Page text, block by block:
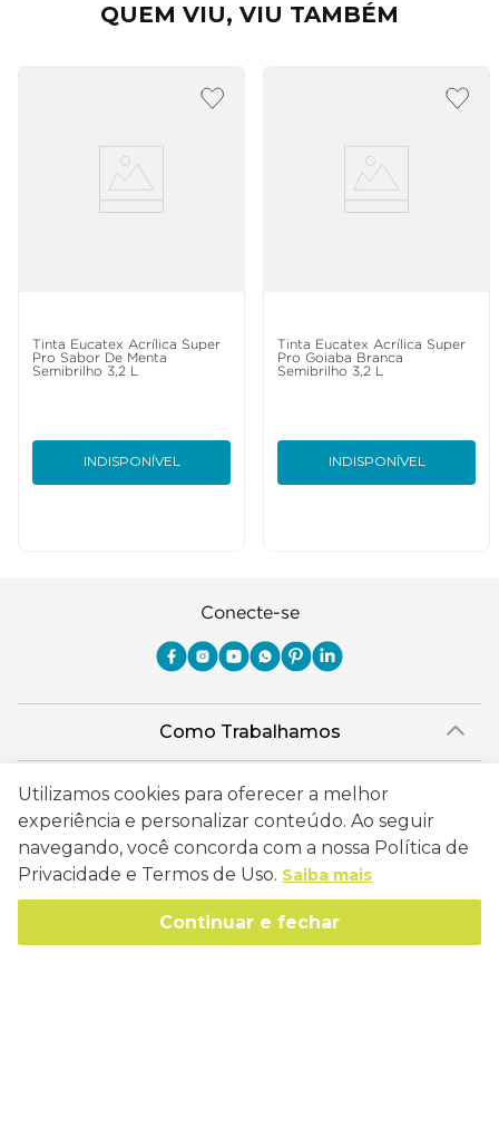
QUEM VIU, VIU TAMBÉM
Tinta Eucatex Acrílica Super
Pro Sabor De Menta
Semibrilho 3,2 L
INDISPONÍVEL
Tinta Eucatex Acrílica Super
Pro Goiaba Branca
Semibrilho 3,2 L
INDISPONÍVEL
Conecte-se
Como Trabalhamos
Política de Privacidade
Trocas e Devoluções
Regulamentos e Promoções
Sobre a Eucatex
História
Canal de Ética
Onde Estamos
Sustentabilidade
Missão, Visão e Valores
Socioambiental
Atendimento
lojaeucatex@eucatex.com.br
Utilizamos cookies para oferecer a melhor
experiência e personalizar conteúdo. Ao seguir
navegando, você concorda com a nossa Política de
Privacidade e Termos de Uso. Saiba mais
Continuar e fechar